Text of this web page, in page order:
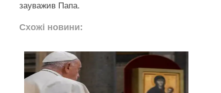
зауважив Папа.
Схожі новини: